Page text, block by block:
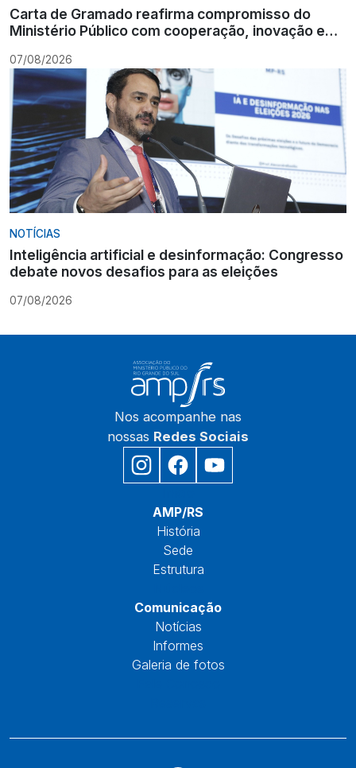
Carta de Gramado reafirma compromisso do
Ministério Público com cooperação, inovação e
07/08/2026
NOTÍCIAS
Inteligência artificial e desinformação: Congresso
debate novos desafios para as eleições
07/08/2026
Nos acompanhe nas
nossas Redes Sociais
AMP/RS
História
Sede
Estrutura
Comunicação
Notícias
Informes
Galeria de fotos